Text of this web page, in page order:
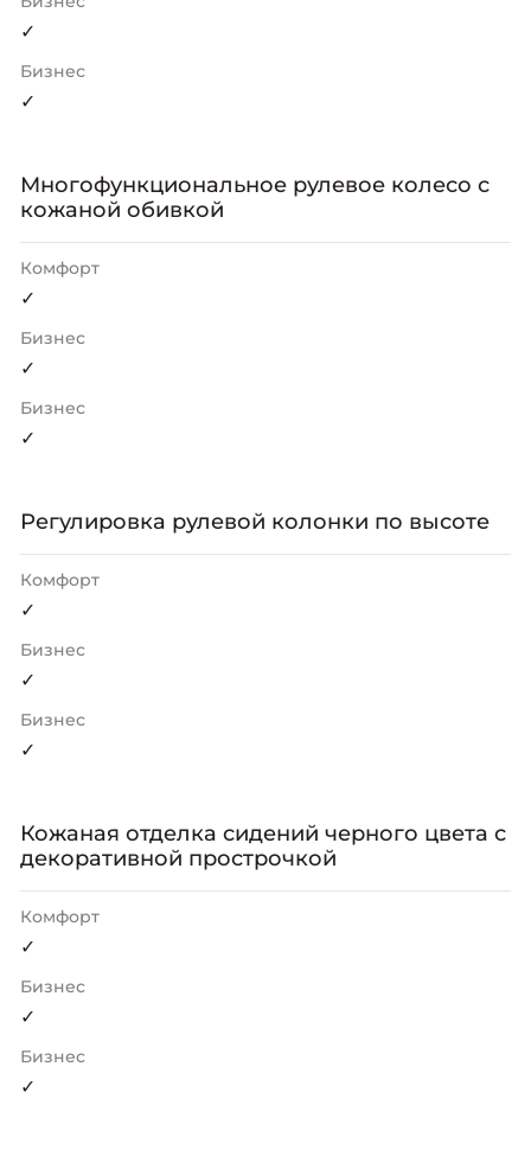
✓
Бизнес
✓
Многофункциональное рулевое колесо с
кожаной обивкой
Комфорт
✓
Бизнес
✓
Бизнес
✓
Регулировка рулевой колонки по высоте
Комфорт
✓
Бизнес
✓
Бизнес
✓
Кожаная отделка сидений черного цвета с
декоративной прострочкой
Комфорт
✓
Бизнес
✓
Бизнес
✓